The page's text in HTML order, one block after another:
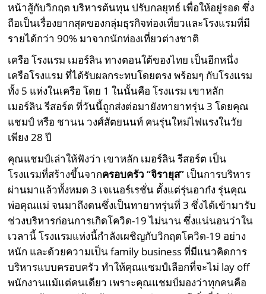
หน้าสู้กับวิกฤต บริหารต้นทุน ปรับกลยุทธ์ เพื่อให้อยู่รอด ซึ่ง
ถือเป็นเรื่องยากสุดของกลุ่มธุรกิจท่องเที่ยวและโรงแรมที่มี
รายได้กว่า 90% มาจากนักท่องเที่ยวต่างชาติ
เครือ โรงแรม เมอร์ลิน ทางตอนใต้ของไทย เป็นอีกหนึ่ง
เครือโรงแรม ที่ได้รับผลกระทบโดยตรง พร้อมๆ กับโรงแรม
ทั้ง 5 แห่งในเครือ โดย 1 ในนั้นคือ โรงแรม เขาหลัก
เมอร์ลิน รีสอร์ต ที่วันนี้ถูกส่งต่อมายังทายาทรุ่น 3 โดยคุณ
แชมป์ หรือ ชานน วงศ์สัตยนนท์ คนรุ่นใหม่ไฟแรงในวัย
เพียง 28 ปี
คุณแชมป์เล่าให้ฟังว่า เขาหลัก เมอร์ลิน รีสอร์ต เป็น
โรงแรมที่สร้างขึ้นจากครอบครัว “จิรายุส” เป็นการบริหาร
ผ่านมาแล้วทั้งหมด 3 เจเนอร์เรชั่น ตั้งแต่รุ่นอาก๋ง รุ่นคุณ
พ่อคุณแม่ จนมาถึงตนซึ่งเป็นทายาทรุ่นที่ 3 ซึ่งได้เข้ามารับ
ช่วงบริหารก่อนการเกิดโควิด-19 ไม่นาน ซึ่งแน่นอนว่าใน
เวลานี้ โรงแรมแห่งนี้กำลังเผชิญกับวิกฤตโควิด-19 อย่าง
หนัก และด้วยความเป็น family business ที่มีแนวคิดการ
บริหารแบบครอบครัว ทำให้คุณแชมป์เลือกที่จะไม่ lay off
พนักงานแม้แต่คนเดียว เพราะคุณแชมป์มองว่าทุกคนคือ